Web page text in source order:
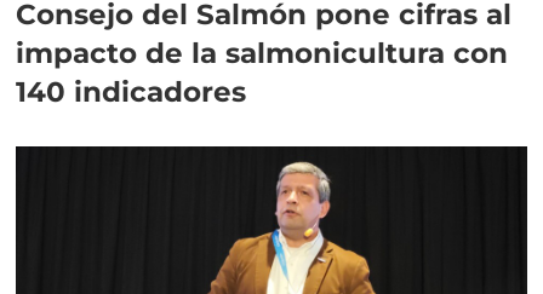
Consejo del Salmón pone cifras al
impacto de la salmonicultura con
140 indicadores